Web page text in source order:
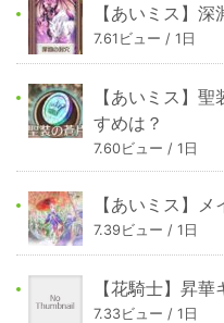
【あいミス】深
7.61ビュー / 1日
【あいミス】
すめは？
7.60ビュー / 1日
【あいミス】
7.39ビュー / 1日
【花騎士】昇
7.33ビュー / 1日